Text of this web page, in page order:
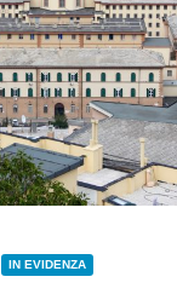
IN EVIDENZA